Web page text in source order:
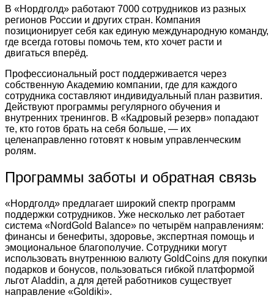
В «Нордголд» работают 7000 сотрудников из разных
регионов России и других стран. Компания
позиционирует себя как единую международную команду,
где всегда готовы помочь тем, кто хочет расти и
двигаться вперёд.
Профессиональный рост поддерживается через
собственную Академию компании, где для каждого
сотрудника составляют индивидуальный план развития.
Действуют программы регулярного обучения и
внутренних тренингов. В «Кадровый резерв» попадают
те, кто готов брать на себя больше, — их
целенаправленно готовят к новым управленческим
ролям.
Программы заботы и обратная связь
«Нордголд» предлагает широкий спектр программ
поддержки сотрудников. Уже несколько лет работает
система «NordGold Balance» по четырём направлениям:
финансы и бенефиты, здоровье, экспертная помощь и
эмоциональное благополучие. Сотрудники могут
использовать внутреннюю валюту GoldCoins для покупки
подарков и бонусов, пользоваться гибкой платформой
льгот Aladdin, а для детей работников существует
направление «Goldiki».